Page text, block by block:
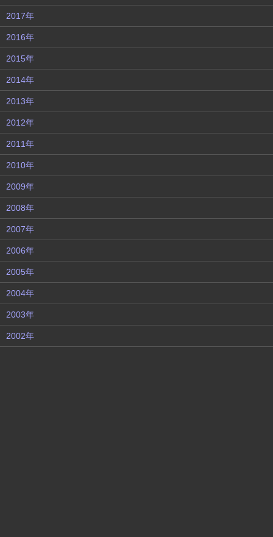
2017年
2016年
2015年
2014年
2013年
2012年
2011年
2010年
2009年
2008年
2007年
2006年
2005年
2004年
2003年
2002年